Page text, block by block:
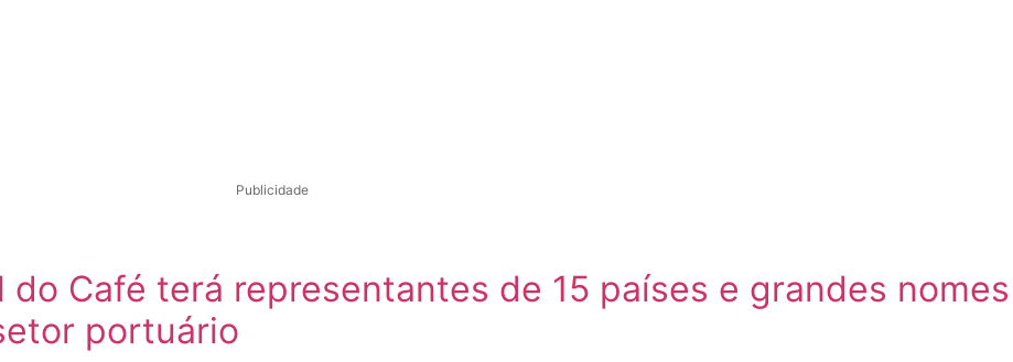
Publicidade
do Café terá representantes de 15 países e grandes nomes
portuário